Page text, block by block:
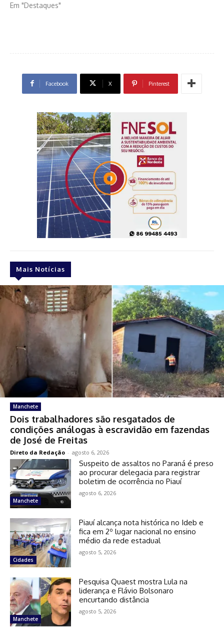
Em "Destaques"
Facebook X Pinterest
Mais Notícias
Manchete
Dois trabalhadores são resgatados de
condições análogas à escravidão em fazendas
de José de Freitas
Direto da Redação - agosto 6, 2026
Manchete
Suspeito de assaltos no Paraná é preso
ao procurar delegacia para registrar
boletim de ocorrência no Piauí
agosto 6, 2026
Cidades
Piauí alcança nota histórica no Ideb e
fica em 2º lugar nacional no ensino
médio da rede estadual
agosto 5, 2026
Manchete
Pesquisa Quaest mostra Lula na
liderança e Flávio Bolsonaro
encurtando distância
agosto 5, 2026